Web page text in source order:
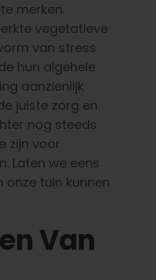
merken.
vegetatieve
van stress
hun algehele
aanzienlijk
juiste zorg en
nog steeds
zijn voor
Laten we eens
onze tuin kunnen
Van